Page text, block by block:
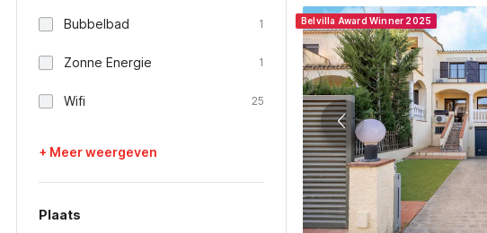
Bubbelbad 1
Zonne Energie 1
Wifi 25
+ Meer weergeven
Plaats
Belvilla Award Winner 2025